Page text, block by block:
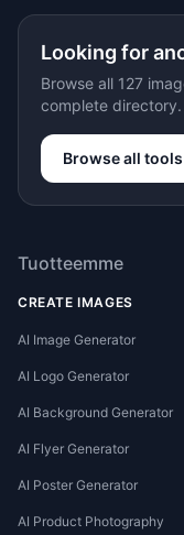
Looking for
Browse all 127
complete directory.
Browse all tools
Tuotteemme
CREATE IMAGES
AI Image Generator
AI Logo Generator
AI Background Generator
AI Flyer Generator
AI Poster Generator
AI Product Photography